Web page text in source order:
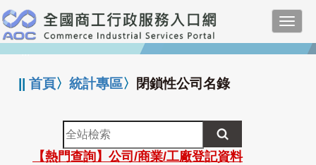
跳
到
主
要
:::
||首頁〉統計專區〉 閉鎖性公司名錄
全
站
檢
【熱門查詢】公司/商業/工廠登記資料